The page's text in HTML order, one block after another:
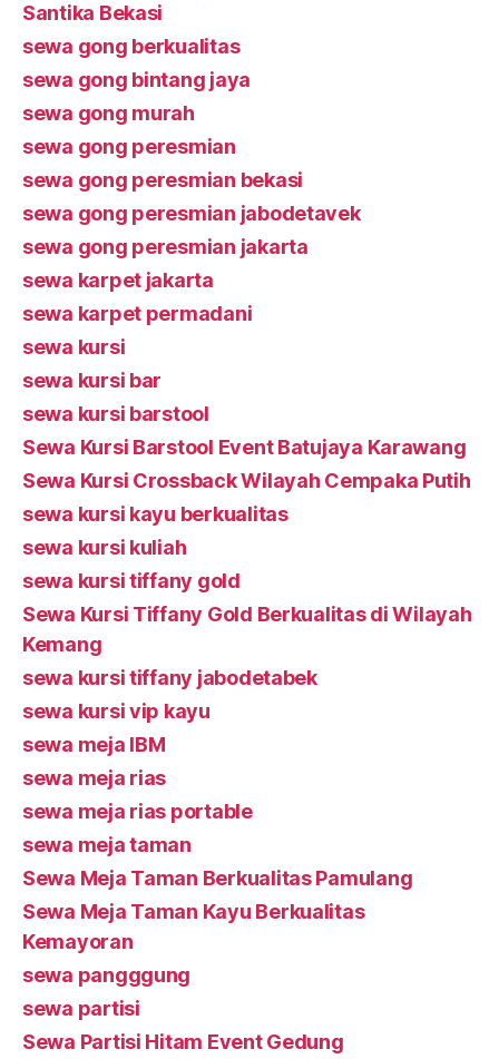
Santika Bekasi
sewa gong berkualitas
sewa gong bintang jaya
sewa gong murah
sewa gong peresmian
sewa gong peresmian bekasi
sewa gong peresmian jabodetavek
sewa gong peresmian jakarta
sewa karpet jakarta
sewa karpet permadani
sewa kursi
sewa kursi bar
sewa kursi barstool
Sewa Kursi Barstool Event Batujaya Karawang
Sewa Kursi Crossback Wilayah Cempaka Putih
sewa kursi kayu berkualitas
sewa kursi kuliah
sewa kursi tiffany gold
Sewa Kursi Tiffany Gold Berkualitas di Wilayah
Kemang
sewa kursi tiffany jabodetabek
sewa kursi vip kayu
sewa meja IBM
sewa meja rias
sewa meja rias portable
sewa meja taman
Sewa Meja Taman Berkualitas Pamulang
Sewa Meja Taman Kayu Berkualitas
Kemayoran
sewa pangggung
sewa partisi
Sewa Partisi Hitam Event Gedung